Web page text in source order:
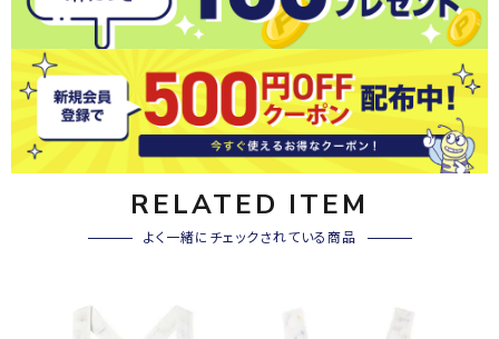
RELATED ITEM
よく一緒にチェックされている商品